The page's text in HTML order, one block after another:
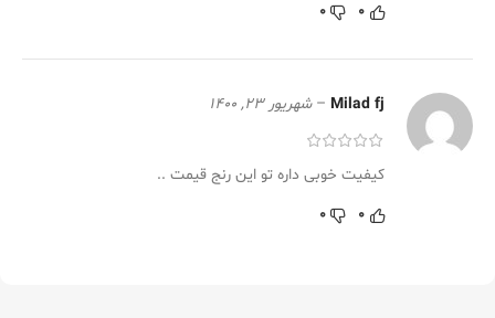
0
0
Milad fj
– شهریور 23, 1400
کیفیت خوبی داره تو این رنج قیمت ..
0
0